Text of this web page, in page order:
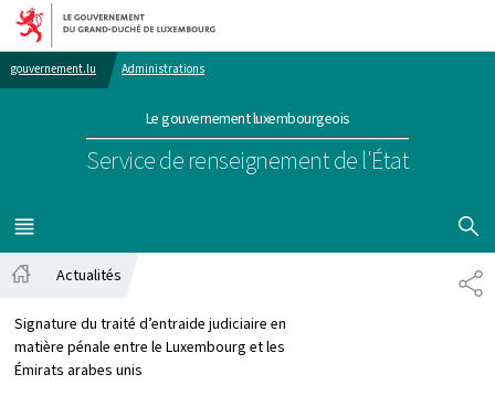
Aller au menu principal
Aller au contenu
gouvernement.lu Administrations
Le gouvernement luxembourgeois
Service de renseignement de l'État
MENU
PRINCIPAL
Actualités
Signature du traité d’entraide judiciaire en
matière pénale entre le Luxembourg et les
Émirats arabes unis